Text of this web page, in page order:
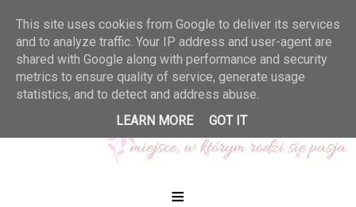
≡
This site uses cookies from Google to deliver its services
and to analyze traffic. Your IP address and user-agent are
shared with Google along with performance and security
metrics to ensure quality of service, generate usage
statistics, and to detect and address abuse.
LEARN MORE
GOT IT